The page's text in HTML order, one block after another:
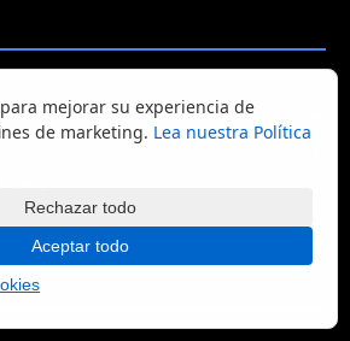
mejorar su experiencia de
de marketing. Lea nuestra Política
Rechazar todo
Aceptar todo